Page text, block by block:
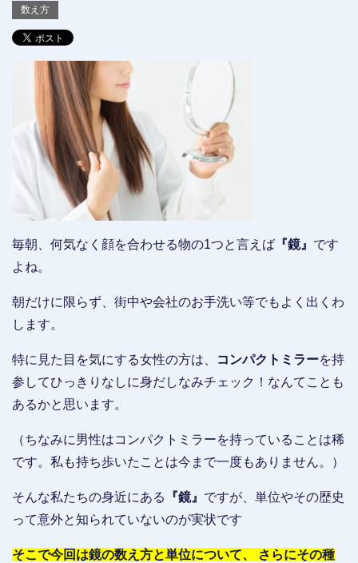
数え方
毎朝、何気なく顔を合わせる物の1つと言えば 『鏡』 です
よね。
朝だけに限らず、街中や会社のお手洗い等でもよく出くわ
します。
特に見た目を気にする女性の方は、 コンパクトミラーを持
参してひっきりなしに身だしなみチェック！なんてことも
あるかと思います。
（ちなみに男性はコンパクトミラーを持っていることは稀
です。私も持ち歩いたことは今まで一度もありません。）
そんな私たちの身近にある 『鏡』 ですが、単位やその歴史
って意外と知られていないのが実状です
そこで今回は鏡の数え方と単位について、 さらにその種